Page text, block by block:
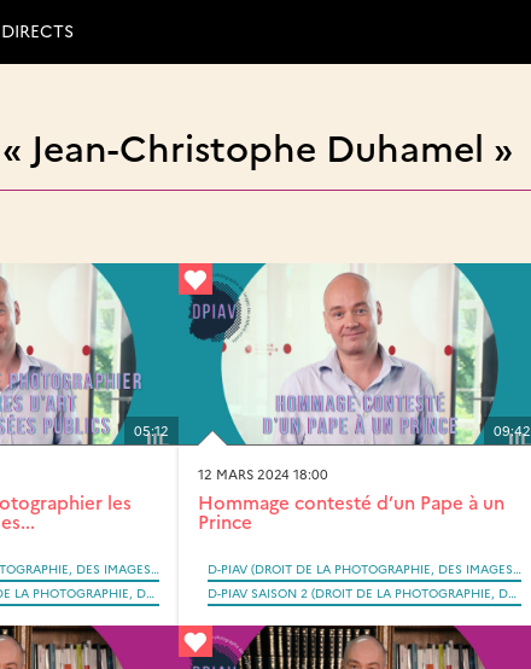
Jean-Christophe Duhamel »
05:12
les
D-PIAV (DROIT DE LA PHOTOGRAPHIE, DES IMAGES ET DES ARTEFACTS VISUELS SAISI PAR LA RÉVOLUTION NUMÉRIQUE)
D-PIAV SAISON 2 (DROIT DE LA PHOTOGRAPHIE, DES IMAGES ET DES ARTEFACTS VISUELS SAISI PAR LA RÉVOLUTION NUMÉRIQUE)
09:42
12 MARS 2024 18:00
Hommage contesté d’un Pape à un
Prince
D-PIAV (DROIT DE LA PHOTOGRAPHIE, DES IMAGES ET DES ARTEFACTS VISUELS SAISI PAR LA RÉVOLUTION NUMÉRIQUE)
D-PIAV SAISON 2 (DROIT DE LA PHOTOGRAPHIE, DES IMAGES ET DES ARTEFACTS VISUELS SAISI PAR LA RÉVOLUTION NUMÉRIQUE)